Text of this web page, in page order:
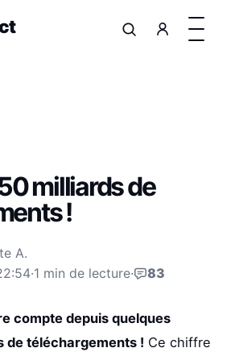
milliards de
!
A.
·1 min de lecture· 83
compte depuis quelques
de téléchargements ! Ce chiffre